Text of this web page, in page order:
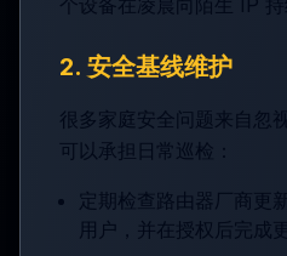
个设备在凌晨向陌生 IP 持
2. 安全基线维护
很多家庭安全问题来自忽
可以承担日常巡检：
定期检查路由器厂商更
用户，并在授权后完成更